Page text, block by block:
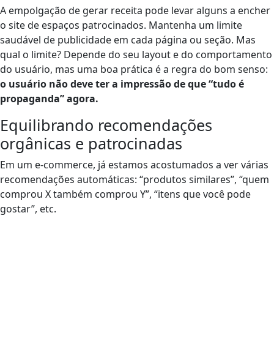
A empolgação de gerar receita pode levar alguns a encher
o site de espaços patrocinados. Mantenha um limite
saudável de publicidade em cada página ou seção. Mas
qual o limite? Depende do seu layout e do comportamento
do usuário, mas uma boa prática é a regra do bom senso:
o usuário não deve ter a impressão de que “tudo é
propaganda” agora.
Equilibrando recomendações
orgânicas e patrocinadas
Em um e-commerce, já estamos acostumados a ver várias
recomendações automáticas: “produtos similares”, “quem
comprou X também comprou Y”, “itens que você pode
gostar”, etc.